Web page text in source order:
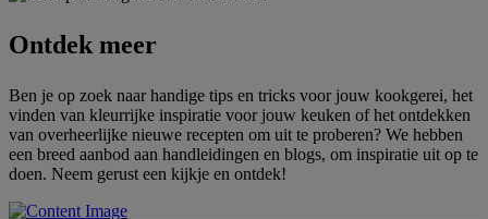
Ontdek meer
Ben je op zoek naar handige tips en tricks voor jouw kookgerei, het
vinden van kleurrijke inspiratie voor jouw keuken of het ontdekken
van overheerlijke nieuwe recepten om uit te proberen? We hebben
een breed aanbod aan handleidingen en blogs, om inspiratie uit op te
doen. Neem gerust een kijkje en ontdek!